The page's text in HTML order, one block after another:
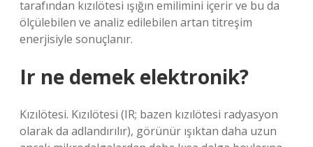
tarafından kızılötesi ışığın emilimini içerir ve bu da
ölçülebilen ve analiz edilebilen artan titreşim
enerjisiyle sonuçlanır.
Ir ne demek elektronik?
Kızılötesi. Kızılötesi (IR; bazen kızılötesi radyasyon
olarak da adlandırılır), görünür ışıktan daha uzun